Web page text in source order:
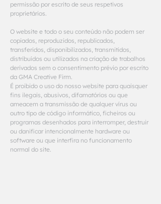
permissão por escrito de seus respetivos
proprietários.
O website e todo o seu conteúdo não podem ser
copiados, reproduzidos, republicados,
transferidos, disponibilizados, transmitidos,
distribuídos ou utilizados na criação de trabalhos
derivados sem o consentimento prévio por escrito
da GMA Creative Firm.
É proibido o uso do nosso website para quaisquer
fins ilegais, abusivos, difamatórios ou que
ameacem a transmissão de qualquer vírus ou
outro tipo de código informático, ficheiros ou
programas desenhados para interromper, destruir
ou danificar intencionalmente hardware ou
software ou que interfira no funcionamento
normal do site.